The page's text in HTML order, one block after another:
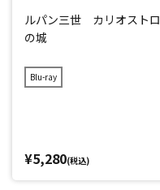
ルパン三世 カリオストロ
の城
Blu-ray
¥5,280(税込)